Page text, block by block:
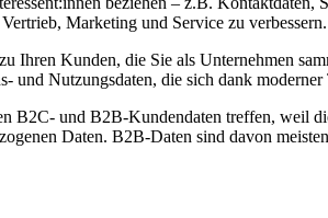
Marketing und Service zu verbessern.
Ihren Kunden, die Sie als Unternehmen
Nutzungsdaten, die sich dank moderner
B2C- und B2B-Kundendaten treffen, weil
Daten. B2B-Daten sind davon